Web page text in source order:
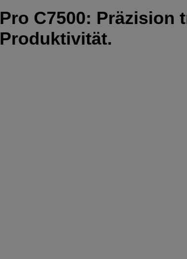
Pro C7500: Präzision
Produktivität.